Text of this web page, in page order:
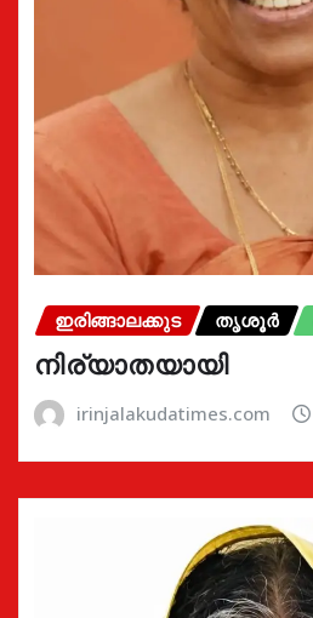
ഇരിങ്ങാലക്കുട തൃശൂർ
നിര്യാതയായി
irinjalakudatimes.com